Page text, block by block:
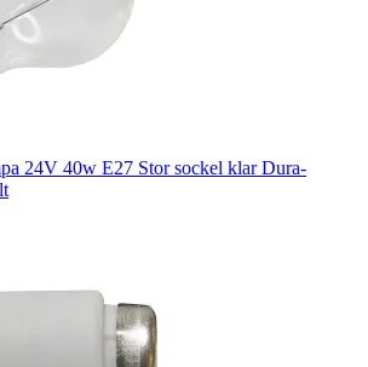
24V 40w E27 Stor sockel klar Dura-